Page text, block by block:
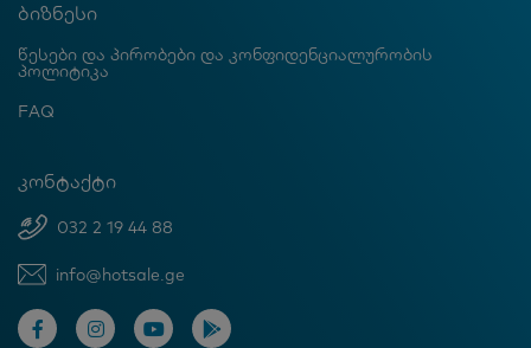
ბიზნესი
წესები და პირობები და კონფიდენციალურობის
პოლიტიკა
FAQ
კონტაქტი
032 2 19 44 88
info@hotsale.ge